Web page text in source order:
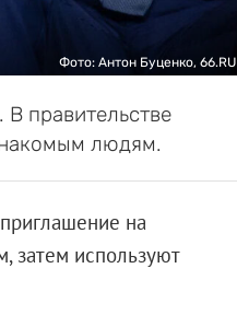
Фото: Антон Буценко, 66.RU
правительстве
людям.
на
затем используют